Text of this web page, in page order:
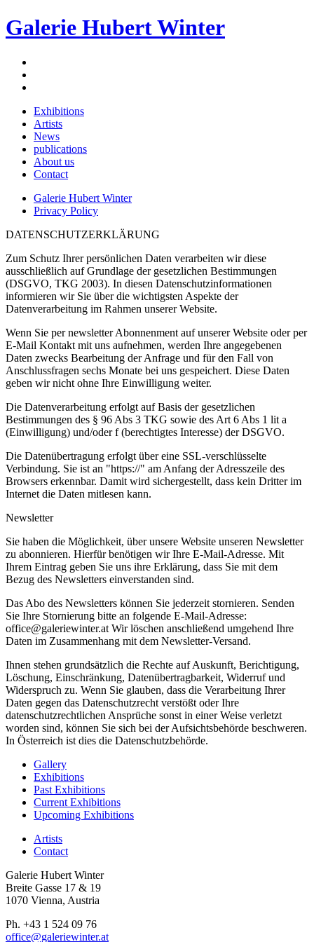
Galerie Hubert Winter
Exhibitions
Artists
News
publications
About us
Contact
Galerie Hubert Winter
Privacy Policy
DATENSCHUTZERKLÄRUNG
Zum Schutz Ihrer persönlichen Daten verarbeiten wir diese
ausschließlich auf Grundlage der gesetzlichen Bestimmungen
(DSGVO, TKG 2003). In diesen Datenschutzinformationen
informieren wir Sie über die wichtigsten Aspekte der
Datenverarbeitung im Rahmen unserer Website.
Wenn Sie per newsletter Abonnenment auf unserer Website oder per
E-Mail Kontakt mit uns aufnehmen, werden Ihre angegebenen
Daten zwecks Bearbeitung der Anfrage und für den Fall von
Anschlussfragen sechs Monate bei uns gespeichert. Diese Daten
geben wir nicht ohne Ihre Einwilligung weiter.
Die Datenverarbeitung erfolgt auf Basis der gesetzlichen
Bestimmungen des § 96 Abs 3 TKG sowie des Art 6 Abs 1 lit a
(Einwilligung) und/oder f (berechtigtes Interesse) der DSGVO.
Die Datenübertragung erfolgt über eine SSL-verschlüsselte
Verbindung. Sie ist an "https://" am Anfang der Adresszeile des
Browsers erkennbar. Damit wird sichergestellt, dass kein Dritter im
Internet die Daten mitlesen kann.
Newsletter
Sie haben die Möglichkeit, über unsere Website unseren Newsletter
zu abonnieren. Hierfür benötigen wir Ihre E-Mail-Adresse. Mit
Ihrem Eintrag geben Sie uns ihre Erklärung, dass Sie mit dem
Bezug des Newsletters einverstanden sind.
Das Abo des Newsletters können Sie jederzeit stornieren. Senden
Sie Ihre Stornierung bitte an folgende E-Mail-Adresse:
office@galeriewinter.at Wir löschen anschließend umgehend Ihre
Daten im Zusammenhang mit dem Newsletter-Versand.
Ihnen stehen grundsätzlich die Rechte auf Auskunft, Berichtigung,
Löschung, Einschränkung, Datenübertragbarkeit, Widerruf und
Widerspruch zu. Wenn Sie glauben, dass die Verarbeitung Ihrer
Daten gegen das Datenschutzrecht verstößt oder Ihre
datenschutzrechtlichen Ansprüche sonst in einer Weise verletzt
worden sind, können Sie sich bei der Aufsichtsbehörde beschweren.
In Österreich ist dies die Datenschutzbehörde.
Gallery
Exhibitions
Past Exhibitions
Current Exhibitions
Upcoming Exhibitions
Artists
Contact
Galerie Hubert Winter
Breite Gasse 17 & 19
1070 Vienna, Austria
Ph. +43 1 524 09 76
office@galeriewinter.at